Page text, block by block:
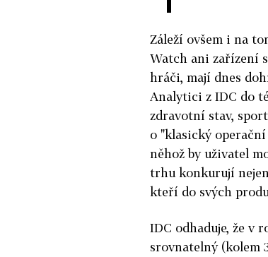
Záleží ovšem i na
Watch ani zařízení
hráči, mají dnes
Analytici z IDC do
zdravotní stav,
o "klasický
něhož by uživatel
trhu konkurují
kteří do svých
IDC odhaduje, že v
srovnatelný (kolem